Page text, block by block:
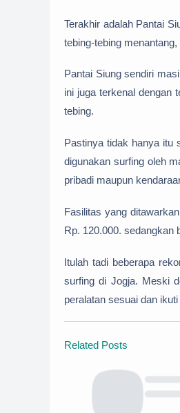
Terakhir adalah Pantai
tebing-tebing
Pantai Siung sendiri
ini juga terkenal dengan
tebing.
Pastinya tidak hanya itu
digunakan surfing oleh
pribadi maupun
Fasilitas yang
Rp. 120.000. sedangkan
Itulah tadi beberapa
surfing di Jogja. Meski
peralatan sesuai dan
Related Posts